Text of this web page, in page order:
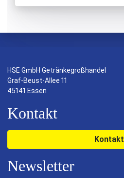
HSE GmbH Getränkegroßhandel
Graf-Beust-Allee 11
45141 Essen
Kontakt
Kontakt
Newsletter